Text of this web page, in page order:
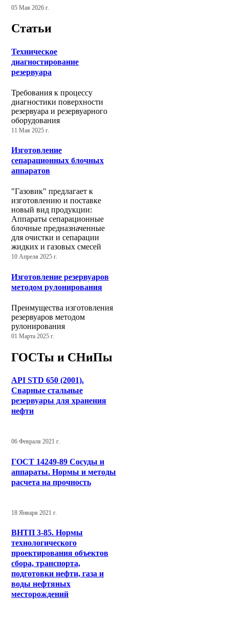
05 Мая 2026 г.
Статьи
Техническое
диагностирование
резервуара
Требования к процессу
диагностики поверхности
резервуара и резервуарного
оборудования
11 Мая 2025 г.
Изготовление
сепарационных блочных
аппаратов
"Газовик" предлагает к
изготовлению и поставке
новый вид продукции:
Аппараты сепарационные
блочные предназначенные
для очистки и сепарации
жидких и газовых смесей
10 Апреля 2025 г.
Изготовление резервуаров
методом рулонирования
Преимущества изготовления
резервуаров методом
рулонирования
01 Марта 2025 г.
ГОСТы и СНиПы
API STD 650 (2001).
Сварные стальные
резервуары для хранения
нефти
06 Февраля 2021 г.
ГОСТ 14249-89 Сосуды и
аппараты. Нормы и методы
расчета на прочность
18 Января 2021 г.
ВНТП 3-85. Нормы
технологического
проектирования объектов
сбора, транспорта,
подготовки нефти, газа и
воды нефтяных
месторождений